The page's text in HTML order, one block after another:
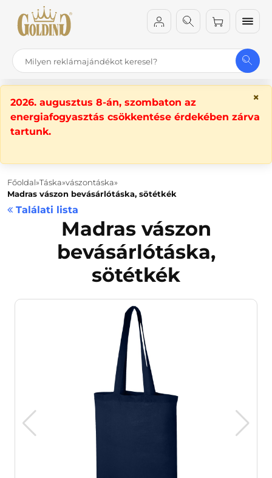
×
2026. augusztus 8-án, szombaton az
energiafogyasztás csökkentése érdekében zárva
tartunk.
Főoldal Táska vászontáska
Madras vászon bevásárlótáska, sötétkék
Találati lista
Madras vászon
bevásárlótáska,
sötétkék